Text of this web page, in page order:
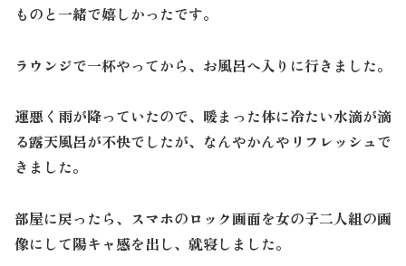
ものと一緒で嬉しかったです。
ラウンジで一杯やってから、お風呂へ入りに行きました。
運悪く雨が降っていたので、暖まった体に冷たい水滴が滴
る露天風呂が不快でしたが、なんやかんやリフレッシュで
きました。
部屋に戻ったら、スマホのロック画面を女の子二人組の画
像にして陽キャ感を出し、就寝しました。